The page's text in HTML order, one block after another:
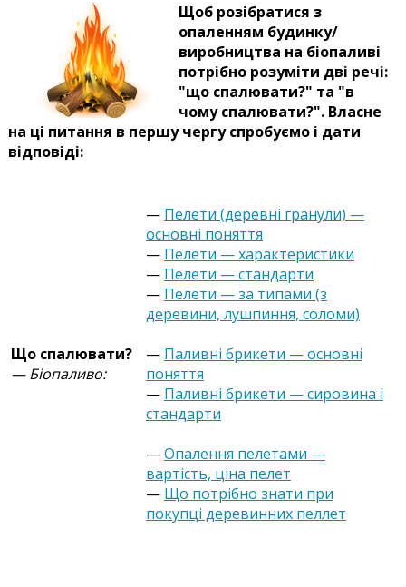
Щоб розібратися з
опаленням будинку/
виробництва на біопаливі
потрібно розуміти дві речі:
"що спалювати?" та "в
чому спалювати?". Власне
на ці питання в першу чергу спробуємо і дати
відповіді:
Що спалювати?
— Біопаливо:
— Пелети (деревні гранули) —
основні поняття
— Пелети — характеристики
— Пелети — стандарти
— Пелети — за типами (з
деревини, лушпиння, соломи)
— Паливні брикети — основні
поняття
— Паливні брикети — сировина і
стандарти
—Опалення пелетами —
вартість, ціна пелет
— Що потрібно знати при
покупці деревинних пеллет